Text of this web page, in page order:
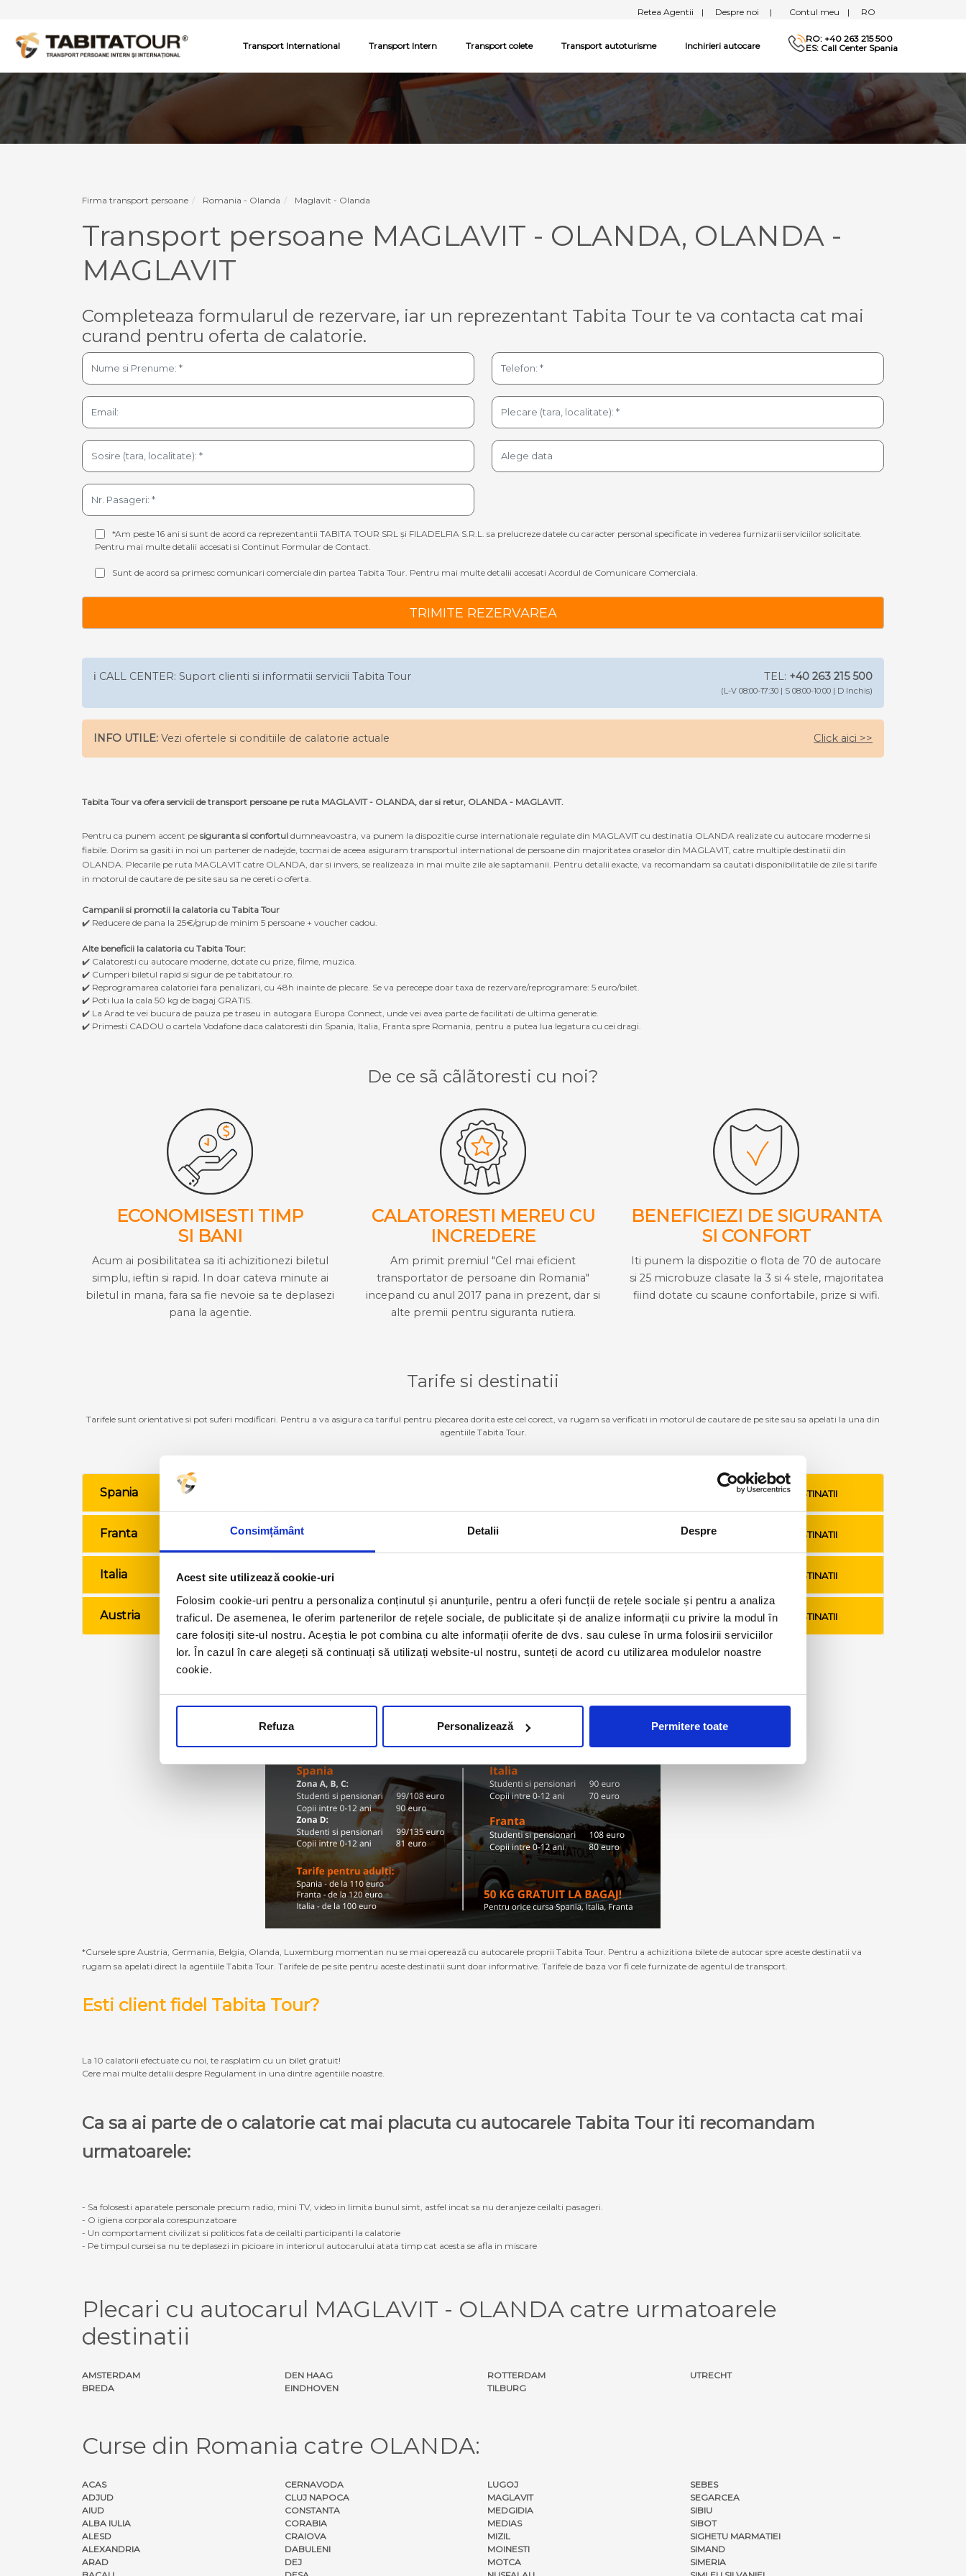
Consimțământ Detalii Despre
Acest site utilizează cookie-uri
Folosim cookie-uri pentru a personaliza conținutul și anunțurile, pentru a oferi funcții de rețele sociale și pentru a analiza
traficul. De asemenea, le oferim partenerilor de rețele sociale, de publicitate și de analize informații cu privire la modul în
care folosiți site-ul nostru. Aceștia le pot combina cu alte informații oferite de dvs. sau culese în urma folosirii serviciilor
lor. În cazul în care alegeți să continuați să utilizați website-ul nostru, sunteți de acord cu utilizarea modulelor noastre
cookie.
Refuza Personalizează Permitere toate
Retea Agentii | Despre noi | Contul meu | RO
Transport International Transport Intern Transport colete Transport autoturisme Inchirieri autocare
RO: +40 263 215 500
ES: Call Center Spania
Firma transport persoane Romania - Olanda Maglavit - Olanda
Transport persoane MAGLAVIT - OLANDA, OLANDA -
MAGLAVIT
Completeaza formularul de rezervare, iar un reprezentant Tabita Tour te va contacta cat mai
curand pentru oferta de calatorie.
*Am peste 16 ani si sunt de acord ca reprezentantii TABITA TOUR SRL și FILADELFIA S.R.L. sa prelucreze datele cu caracter personal specificate in vederea furnizarii serviciilor solicitate.
Pentru mai multe detalii accesati si Continut Formular de Contact.
Sunt de acord sa primesc comunicari comerciale din partea Tabita Tour. Pentru mai multe detalii accesati Acordul de Comunicare Comerciala.
TRIMITE REZERVAREA
ℹ️ CALL CENTER: Suport clienti si informatii servicii Tabita Tour TEL: +40 263 215 500
(L-V 08:00-17:30 | S 08:00-10:00 | D Inchis)
INFO UTILE: Vezi ofertele si conditiile de calatorie actuale Click aici >>
Tabita Tour va ofera servicii de transport persoane pe ruta MAGLAVIT - OLANDA, dar si retur, OLANDA - MAGLAVIT.
Pentru ca punem accent pe siguranta si confortul dumneavoastra, va punem la dispozitie curse internationale regulate din MAGLAVIT cu destinatia OLANDA realizate cu autocare moderne si
fiabile. Dorim sa gasiti in noi un partener de nadejde, tocmai de aceea asiguram transportul international de persoane din majoritatea oraselor din MAGLAVIT, catre multiple destinatii din
OLANDA. Plecarile pe ruta MAGLAVIT catre OLANDA, dar si invers, se realizeaza in mai multe zile ale saptamanii. Pentru detalii exacte, va recomandam sa cautati disponibilitatile de zile si tarife
in motorul de cautare de pe site sau sa ne cereti o oferta.
Campanii si promotii la calatoria cu Tabita Tour
✔️ Reducere de pana la 25€/grup de minim 5 persoane + voucher cadou.
Alte beneficii la calatoria cu Tabita Tour:
✔️ Calatoresti cu autocare moderne, dotate cu prize, filme, muzica.
✔️ Cumperi biletul rapid si sigur de pe tabitatour.ro.
✔️ Reprogramarea calatoriei fara penalizari, cu 48h inainte de plecare. Se va perecepe doar taxa de rezervare/reprogramare: 5 euro/bilet.
✔️ Poti lua la cala 50 kg de bagaj GRATIS.
✔️ La Arad te vei bucura de pauza pe traseu in autogara Europa Connect, unde vei avea parte de facilitati de ultima generatie.
✔️ Primesti CADOU o cartela Vodafone daca calatoresti din Spania, Italia, Franta spre Romania, pentru a putea lua legatura cu cei dragi.
De ce sã cãlãtoresti cu noi?
ECONOMISESTI TIMP
SI BANI
Acum ai posibilitatea sa iti achizitionezi biletul
simplu, ieftin si rapid. In doar cateva minute ai
biletul in mana, fara sa fie nevoie sa te deplasezi
pana la agentie.
CALATORESTI MEREU CU
INCREDERE
Am primit premiul "Cel mai eficient
transportator de persoane din Romania"
incepand cu anul 2017 pana in prezent, dar si
alte premii pentru siguranta rutiera.
BENEFICIEZI DE SIGURANTA
SI CONFORT
Iti punem la dispozitie o flota de 70 de autocare
si 25 microbuze clasate la 3 si 4 stele, majoritatea
fiind dotate cu scaune confortabile, prize si wifi.
Tarife si destinatii
Tarifele sunt orientative si pot suferi modificari. Pentru a va asigura ca tariful pentru plecarea dorita este cel corect, va rugam sa verificati in motorul de cautare de pe site sau sa apelati la una din
agentiile Tabita Tour.
Spania
Franta
Italia VEZI TARIFE SI DESTINATII
Austria VEZI TARIFE SI DESTINATII
VEZI TARIFE SI DESTINATII
VEZI TARIFE SI DESTINATII
VEZI TARIFE SI DESTINATII
Olanda VEZI TARIFE SI DESTINATII
*Cursele spre Austria, Germania, Belgia, Olanda, Luxemburg momentan nu se mai operează cu autocarele proprii Tabita Tour. Pentru a achizitiona bilete de autocar spre aceste destinatii va
rugam sa apelati direct la agentiile Tabita Tour. Tarifele de pe site pentru aceste destinatii sunt doar informative. Tarifele de baza vor fi cele furnizate de agentul de transport.
Esti client fidel Tabita Tour?
La 10 calatorii efectuate cu noi, te rasplatim cu un bilet gratuit!
Cere mai multe detalii despre Regulament in una dintre agentiile noastre.
Ca sa ai parte de o calatorie cat mai placuta cu autocarele Tabita Tour iti recomandam
urmatoarele:
- Sa folosesti aparatele personale precum radio, mini TV, video in limita bunul simt, astfel incat sa nu deranjeze ceilalti pasageri.
- O igiena corporala corespunzatoare
- Un comportament civilizat si politicos fata de ceilalti participanti la calatorie
- Pe timpul cursei sa nu te deplasezi in picioare in interiorul autocarului atata timp cat acesta se afla in miscare
Plecari cu autocarul MAGLAVIT - OLANDA catre urmatoarele
destinatii
AMSTERDAM
BREDA
DEN HAAG
EINDHOVEN
ROTTERDAM
TILBURG
UTRECHT
Curse din Romania catre OLANDA:
ACAS
ADJUD
AIUD
ALBA IULIA
ALESD
ALEXANDRIA
ARAD
CERNAVODA
CLUJ NAPOCA
CONSTANTA
CORABIA
CRAIOVA
DABULENI
DEJ
LUGOJ
MAGLAVIT
MEDGIDIA
MEDIAS
MIZIL
MOINESTI
MOTCA
SEBES
SEGARCEA
SIBIU
SIBOT
SIGHETU MARMATIEI
SIMAND
SIMERIA